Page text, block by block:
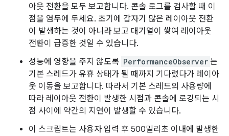
아웃 전환을 모두 보고합니다. 콘솔 로그를 검사할 때 이
점을 염두에 두세요. 초기에 갑자기 많은 레이아웃 전환
이 발생하는 것이 아니라 보고 대기열이 쌓여 레이아웃
전환이 급증한 것일 수 있습니다.
성능에 영향을 주지 않도록 PerformanceObserver 는
기본 스레드가 유휴 상태가 될 때까지 기다렸다가 레이아
웃 이동을 보고합니다. 따라서 기본 스레드의 사용량에
따라 레이아웃 전환이 발생한 시점과 콘솔에 로깅되는 시
점 사이에 약간의 지연이 발생할 수 있습니다.
이 스크립트는 사용자 입력 후 500밀리초 이내에 발생한